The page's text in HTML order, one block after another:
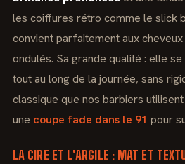
les coiffures rétro comme le slick
convient parfaitement aux
ondulés. Sa grande qualité : elle
tout au long de la journée, sans
classique que nos barbiers
une coupe fade dans le 91 pour
LA CIRE ET L'ARGILE : MAT ET